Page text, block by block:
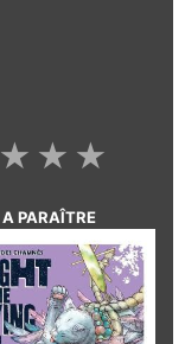
★
★
★
A PARAÎTRE